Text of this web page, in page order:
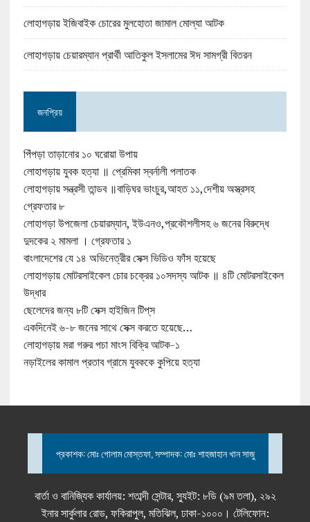
লোহাগড়ায় ইজিবাইক চোরের মুলহোতা জামাল মোল্যা আটক
লোহাগড়ায় চেয়ারম্যান প্রার্থী আতিকুল ইসলামের ঈদ সামগ্রী বিতরন
জনপ্রিয়
পিঁপড়া তাড়ানোর ১০ ঘরোয়া উপায়
লোহাগড়ায় যুবক হত্যা ॥ প্রেমিকা স্বর্নালী পলাতক
লোহাগড়ায় সন্ত্রসী তান্ডব ॥বাড়িঘর ভাংচুর,আহত ১১,দেশীয় অস্ত্রসহ
গ্রেফতার ৮
লোহাগড়া উপজেলা চেয়ারম্যান, ইউএনও,প্রকৌশলীসহ ৬ জনের বিরুদ্ধে
দুদকের ২ মামলা । গ্রেফতার ১
বাংলাদেশের যে ১৪ অভিনেত্রীর সেক্স ভিডিও ফাঁস হয়েছে
লোহাগড়ায় মোটরসাইকেল চোর চক্রের ১০সদস্য আটক ॥ ৪টি মোটরসাইকেল
উদ্ধার
ছেলেদের জন্য ৮টি সেক্স হাইজিন টিপ্‌স
একদিনেই ৬-৮ জনের সাথে সেক্স করতে হয়েছে…
লোহাগড়ায় মরা গরুর পচা মাংস বিক্রি আটক-১
নড়াইলের কামাল প্রতাব গ্রামে যুবককে কুপিয়ে হত্যা
প্রকাশক: মোঃ গোলাম মোস্তফা, সম্পাদক: মোঃ শাহজাহান খান সাজু
বার্তা ও বানিজ্যিক কার্যালয়: শতাব্দী সেন্টার, স্যুইট: ৮ডি (৯ম তলা), ২৯২
ইনার সার্কুলার রোড, ফকিরাপুল, মতিঝিল, ঢাকা-১০০০। টেলিফোন: